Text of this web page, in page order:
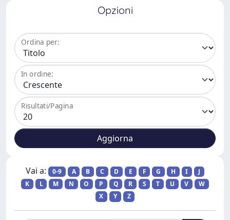
Opzioni
Ordina per:
In ordine:
Risultati/Pagina
Vai a: 0-9 A B C D E F G H I
J
K
L M N O P Q R S T U V
W
X
Y Z